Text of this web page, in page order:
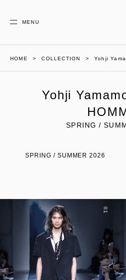
MENU
HOME COLLECTION Yohji
Yohji
SPRING /
SPRING / SUMMER 2026
01